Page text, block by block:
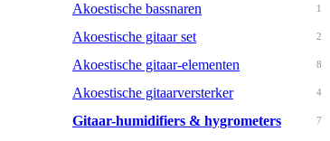
1
Akoestische bassnaren
2
Akoestische gitaar set
8
Akoestische gitaar-elementen
4
Akoestische gitaarversterker
7
Gitaar-humidifiers & hygrometers